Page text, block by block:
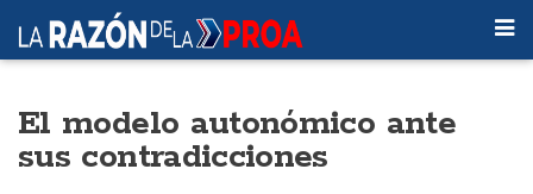
El modelo autonómico ante
sus contradicciones